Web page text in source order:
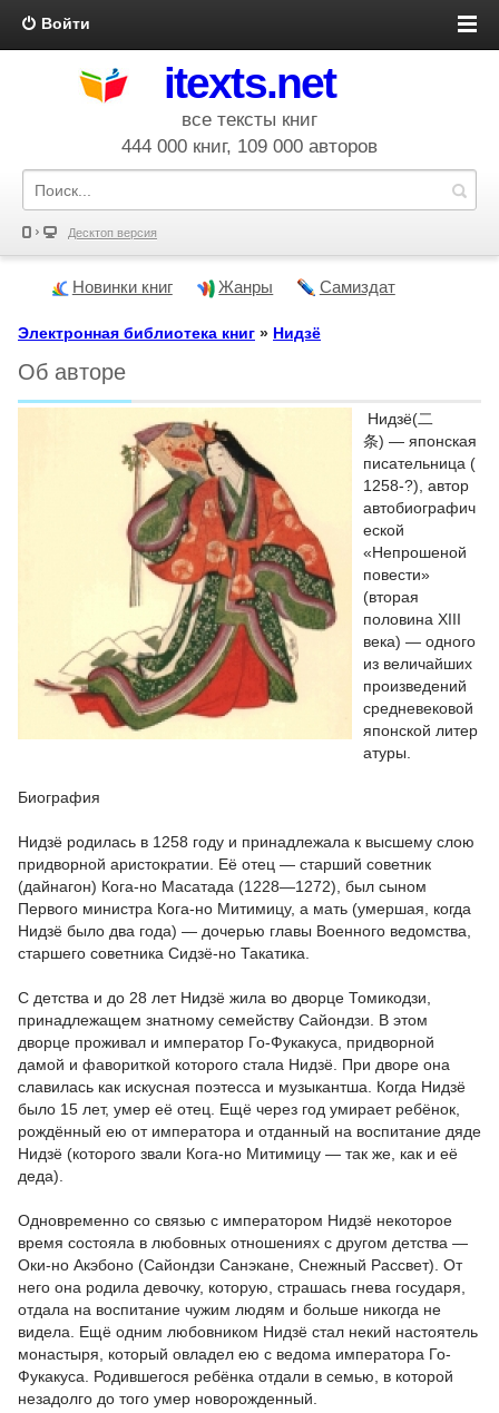
Войти
itexts.net
все тексты книг
444 000 книг, 109 000 авторов
Десктоп версия
Новинки книг Жанры Самиздат
Электронная библиотека книг » Нидзё
Об авторе
Нидзё(二
条) — японская
писательница (
1258-?), автор
автобиографич
еской
«Непрошеной
повести»
(вторая
половина XIII
века) — одного
из величайших
произведений
средневековой
японской литер
атуры.
Биография
Нидзё родилась в 1258 году и принадлежала к высшему слою
придворной аристократии. Её отец — старший советник
(дайнагон) Кога-но Масатада (1228—1272), был сыном
Первого министра Кога-но Митимицу, а мать (умершая, когда
Нидзё было два года) — дочерью главы Военного ведомства,
старшего советника Сидзё-но Такатика.
С детства и до 28 лет Нидзё жила во дворце Томикодзи,
принадлежащем знатному семейству Сайондзи. В этом
дворце проживал и император Го-Фукакуса, придворной
дамой и фавориткой которого стала Нидзё. При дворе она
славилась как искусная поэтесса и музыкантша. Когда Нидзё
было 15 лет, умер её отец. Ещё через год умирает ребёнок,
рождённый ею от императора и отданный на воспитание дяде
Нидзё (которого звали Кога-но Митимицу — так же, как и её
деда).
Одновременно со связью с императором Нидзё некоторое
время состояла в любовных отношениях с другом детства —
Оки-но Акэбоно (Сайондзи Санэкане, Снежный Рассвет). От
него она родила девочку, которую, страшась гнева государя,
отдала на воспитание чужим людям и больше никогда не
видела. Ещё одним любовником Нидзё стал некий настоятель
монастыря, который овладел ею с ведома императора Го-
Фукакуса. Родившегося ребёнка отдали в семью, в которой
незадолго до того умер новорожденный.